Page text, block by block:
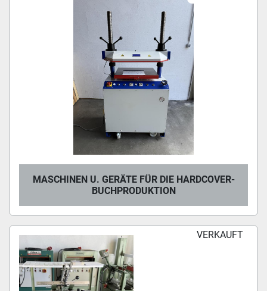
MASCHINEN U. GERÄTE FÜR DIE HARDCOVER-
BUCHPRODUKTION
VERKAUFT